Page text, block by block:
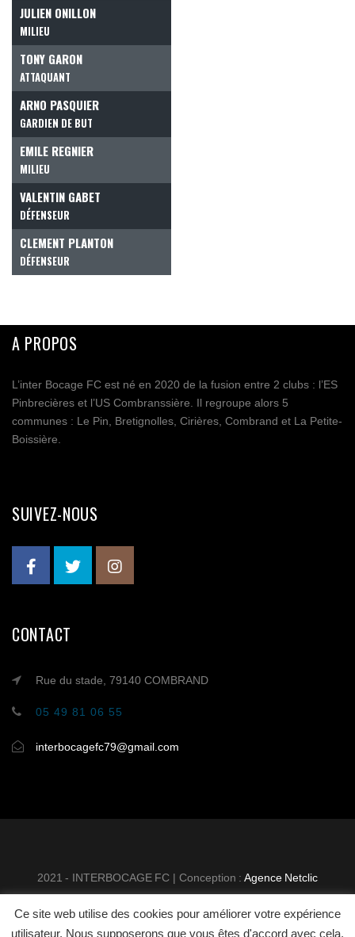
JULIEN ONILLON
MILIEU
TONY GARON
ATTAQUANT
ARNO PASQUIER
GARDIEN DE BUT
EMILE REGNIER
MILIEU
VALENTIN GABET
DÉFENSEUR
CLEMENT PLANTON
DÉFENSEUR
A PROPOS
L’inter Bocage FC est né en 2020 de la fusion entre 2 clubs : l’ES
Pinbrecières et l’US Combranssière. Il regroupe alors 5
communes : Le Pin, Bretignolles, Cirières, Combrand et La Petite-
Boissière.
SUIVEZ-NOUS
CONTACT
Rue du stade, 79140 COMBRAND
05 49 81 06 55
interbocagefc79@gmail.com
2021 - INTERBOCAGE FC | Conception : Agence Netclic
INTER BOCAGE FOOTBALL MENTIONS
Ce site web utilise des cookies pour améliorer votre expérience
utilisateur. Nous supposerons que vous êtes d'accord avec cela,